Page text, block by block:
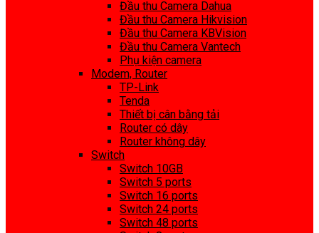
Đầu thu Camera Dahua
Đầu thu Camera Hikvision
Đầu thu Camera KBVision
Đầu thu Camera Vantech
Phụ kiện camera
Modem, Router
TP-Link
Tenda
Thiết bị cân bằng tải
Router có dây
Router không dây
Switch
Switch 10GB
Switch 5 ports
Switch 16 ports
Switch 24 ports
Switch 48 ports